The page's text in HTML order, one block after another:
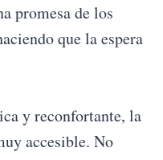
promesa de los
que la espera
y reconfortante, la
accesible. No